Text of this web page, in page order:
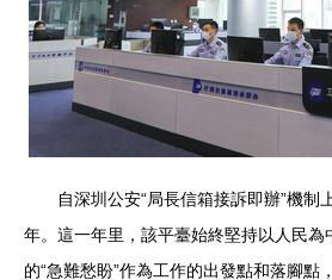
自深圳公安“局長信箱接訴即辦”機制
年。這一年里，該平臺始終堅持以人民為
的“急難愁盼”作為工作的出發點和落腳點